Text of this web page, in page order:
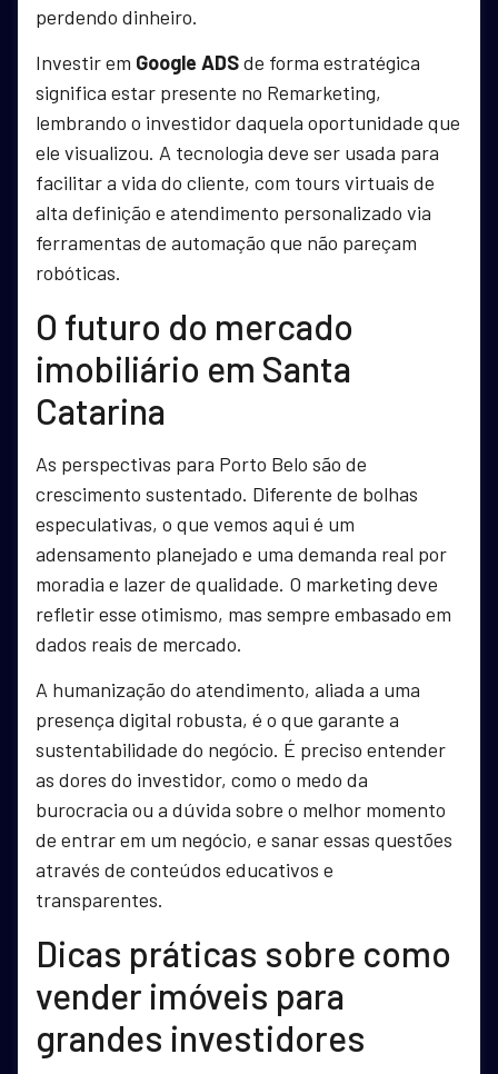
perdendo dinheiro.
Investir em Google ADSde forma estratégica
significa estar presente no Remarketing,
lembrando o investidor daquela oportunidade que
ele visualizou. A tecnologia deve ser usada para
facilitar a vida do cliente, com tours virtuais de
alta definição e atendimento personalizado via
ferramentas de automação que não pareçam
robóticas.
O futuro do mercado
imobiliário em Santa
Catarina
As perspectivas para Porto Belo são de
crescimento sustentado. Diferente de bolhas
especulativas, o que vemos aqui é um
adensamento planejado e uma demanda real por
moradia e lazer de qualidade. O marketing deve
refletir esse otimismo, mas sempre embasado em
dados reais de mercado.
A humanização do atendimento, aliada a uma
presença digital robusta, é o que garante a
sustentabilidade do negócio. É preciso entender
as dores do investidor, como o medo da
burocracia ou a dúvida sobre o melhor momento
de entrar em um negócio, e sanar essas questões
através de conteúdos educativos e
transparentes.
Dicas práticas sobre como
vender imóveis para
grandes investidores